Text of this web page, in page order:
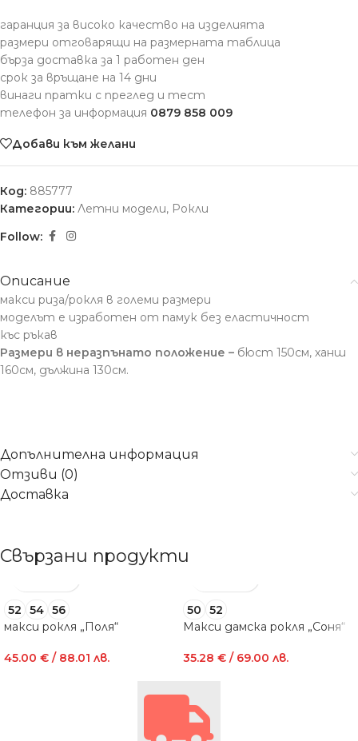
гаранция за високо качество на изделията
размери отговарящи на размерната таблица
бърза доставка за 1 работен ден
срок за връщане на 14 дни
винаги пратки с преглед и тест
телефон за информация 0879 858 009
Добави към желани
Код: 885777
Категории: Летни модели, Рокли
Follow:
Описание
макси риза/рокля в големи размери
моделът е изработен от памук без еластичност
къс ръкав
Размери в неразпънато положение – бюст 150см, ханш
160см, дължина 130см.
Допълнителна информация
Отзиви (0)
Доставка
Свързани продукти
52 54 56
макси рокля „Поля“
45.00 € / 88.01 лв.
50
52
Макси дамска рокля „Соня“
35.28 € / 69.00 лв.